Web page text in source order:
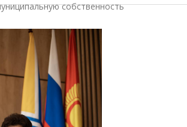
собственность